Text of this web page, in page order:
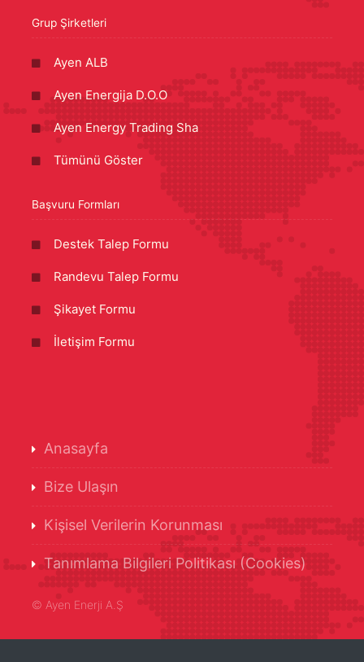
Grup Şirketleri
Ayen ALB
Ayen Energija D.O.O
Ayen Energy Trading Sha
Tümünü Göster
Başvuru Formları
Destek Talep Formu
Randevu Talep Formu
Şikayet Formu
İletişim Formu
Anasayfa
Bize Ulaşın
Kişisel Verilerin Korunması
Tanımlama Bilgileri Politikası (Cookies)
© Ayen Enerji A.Ş